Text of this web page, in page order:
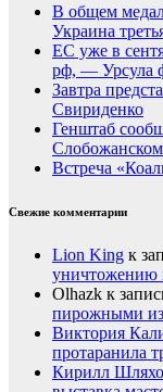
В общем
Украина
ЕС уже в
рф, — Урсула
Завтра
Свириденко
Генштаб
Встреча
Свежие комментарии
Lion King к
уничтожению
Olhazk к
пирожными из
Виктория
протаранила
Кирилл